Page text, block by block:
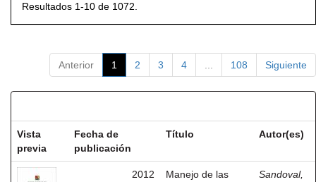
Resultados 1-10 de 1072.
Anterior 1 2 3 4 108 Siguiente
Vista
previa
Fecha de
publicación
Título Autor(es)
2012
Manejo de las
Sandoval,